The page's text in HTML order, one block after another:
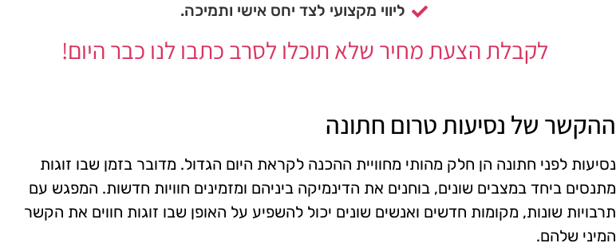
ליווי מקצועי לצד יחס אישי ותמיכה.
לקבלת הצעת מחיר שלא תוכלו לסרב כתבו לנו כבר היום!
ההקשר של נסיעות טרום חתונה
נסיעות לפני חתונה הן חלק מהותי מחוויית ההכנה לקראת היום הגדול. מדובר בזמן שבו זוגות
מתנסים ביחד במצבים שונים, בוחנים את הדינמיקה ביניהם ומזמינים חוויות חדשות. המפגש עם
תרבויות שונות, מקומות חדשים ואנשים שונים יכול להשפיע על האופן שבו זוגות חווים את הקשר
המיני שלהם.